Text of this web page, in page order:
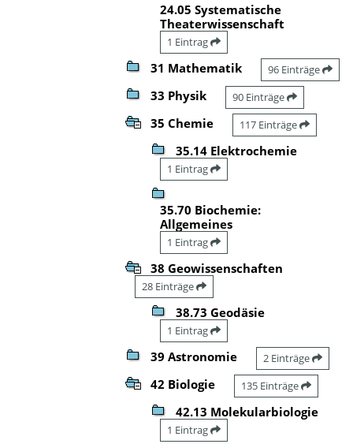
24.05 Systematische
Theaterwissenschaft
1 Eintrag
31 Mathematik 96 Einträge
33 Physik 90 Einträge
35 Chemie 117 Einträge
35.14 Elektrochemie
1 Eintrag
35.70 Biochemie:
Allgemeines
1 Eintrag
38 Geowissenschaften
28 Einträge
38.73 Geodäsie
1 Eintrag
39 Astronomie 2 Einträge
42 Biologie 135 Einträge
42.13 Molekularbiologie
1 Eintrag